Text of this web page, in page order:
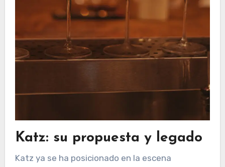
Katz: su propuesta y legado
Katz ya se ha posicionado en la escena